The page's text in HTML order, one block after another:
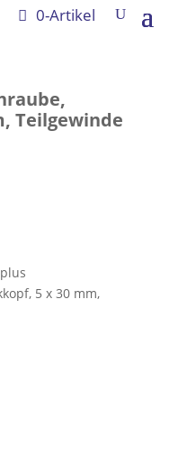
0-Artikel
Teilgewinde
5 x 30 mm,